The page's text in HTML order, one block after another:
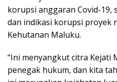
korupsi anggaran Covid-19,
dan indikasi korupsi proyek
Kehutanan Maluku.
“Ini menyangkut citra Kejati
penegak hukum, dan kita